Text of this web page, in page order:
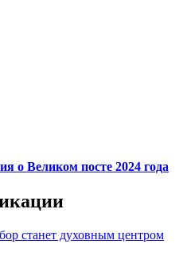
о Великом посте 2024 года